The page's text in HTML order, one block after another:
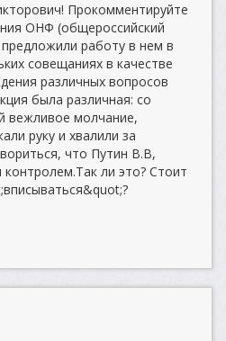
Прокомментируйте
ОНФ (общероссийский
работу в нем в
совещаниях в качестве
различных вопросов
была различная: со
вежливое молчание,
руку и хвалили за
что Путин В.В,
ли это? Стоит